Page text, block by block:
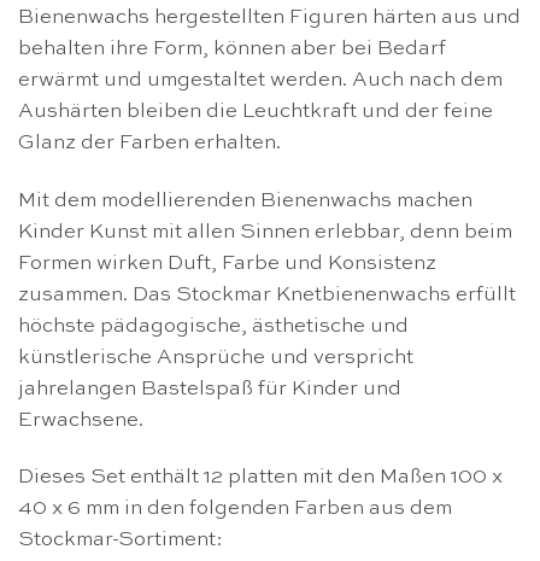
Bienenwachs hergestellten Figuren härten aus und
behalten ihre Form, können aber bei Bedarf
erwärmt und umgestaltet werden. Auch nach dem
Aushärten bleiben die Leuchtkraft und der feine
Glanz der Farben erhalten.
Mit dem modellierenden Bienenwachs machen
Kinder Kunst mit allen Sinnen erlebbar, denn beim
Formen wirken Duft, Farbe und Konsistenz
zusammen. Das Stockmar Knetbienenwachs erfüllt
höchste pädagogische, ästhetische und
künstlerische Ansprüche und verspricht
jahrelangen Bastelspaß für Kinder und
Erwachsene.
Dieses Set enthält 12 platten mit den Maßen 100 x
40 x 6 mm in den folgenden Farben aus dem
Stockmar-Sortiment: